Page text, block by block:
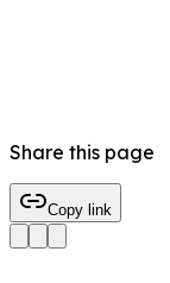
Share this page
Copy link